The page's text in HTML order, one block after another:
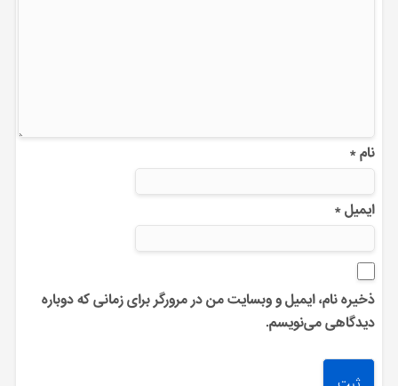
نام*
ایمیل*
ذخیره نام، ایمیل و وبسایت من در مرورگر برای زمانی که دوباره
دیدگاهی می‌نویسم.